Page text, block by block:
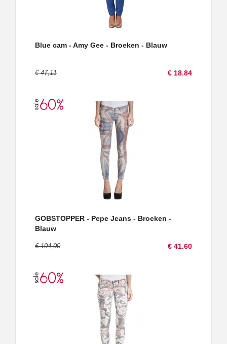
Blue cam - Amy Gee - Broeken - Blauw
€ 47,11 € 18.84
GOBSTOPPER - Pepe Jeans - Broeken -
Blauw
€ 104,00 € 41.60